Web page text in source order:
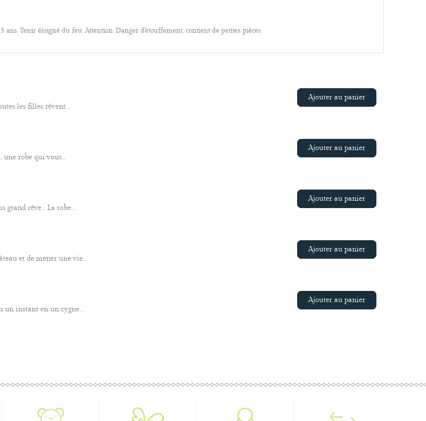
Tenir éloigné du feu. Attention. Danger d'étouffement, contient de petites pièces.
les filles rêvent...
Ajouter au panier
une robe qui vous...
Ajouter au panier
grand rêve… La robe...
Ajouter au panier
et de mener une vie...
Ajouter au panier
instant en un cygne...
Ajouter au panier